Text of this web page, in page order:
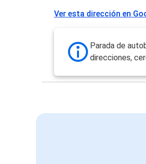
Ver esta dirección en
Parada de
direcciones,